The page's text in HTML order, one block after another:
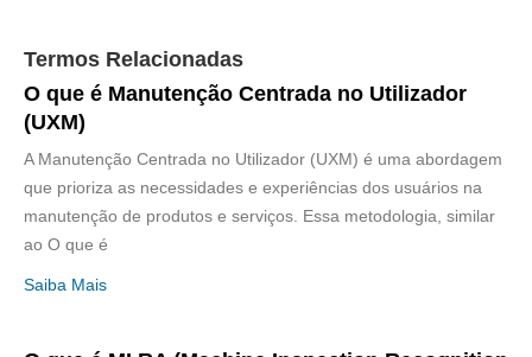
Termos Relacionadas
O que é Manutenção Centrada no Utilizador
(UXM)
A Manutenção Centrada no Utilizador (UXM) é uma abordagem
que prioriza as necessidades e experiências dos usuários na
manutenção de produtos e serviços. Essa metodologia, similar
ao O que é
Saiba Mais